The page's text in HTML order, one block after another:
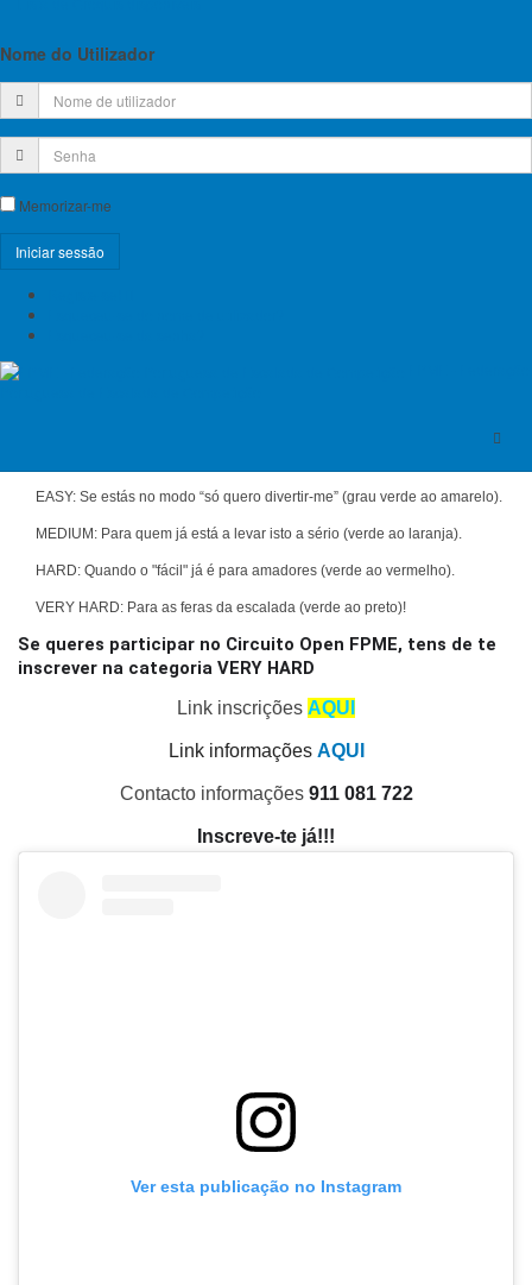
Nome do Utilizador
Memorizar-me
da Conceição nº3 armazém
Todos os participantes, independentemente de terem Licença Desportiva,
EASY: Se estás no modo “só quero divertir-me” (grau verde ao amarelo).
MEDIUM: Para quem já está a levar isto a sério (verde ao laranja).
HARD: Quando o "fácil" já é para amadores (verde ao vermelho).
VERY HARD: Para as feras da escalada (verde ao preto)!
Se queres participar no Circuito Open FPME, tens de te
inscrever na categoria VERY HARD
Link inscrições AQUI
Link informações AQUI
Contacto informações 911 081 722
Inscreve-te já!!!
Ver esta publicação no Instagram